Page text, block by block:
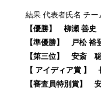
結果 代表者氏名
【優勝】 柳瀬 善史
【準優勝】 戸松 裕
【第三位】 安斎
【 アイディア賞
【審査員特別賞】